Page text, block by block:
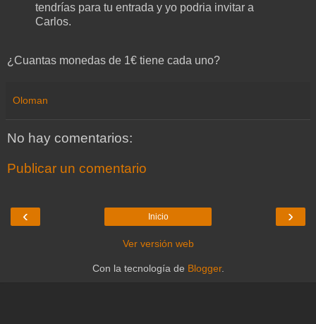
tendrías para tu entrada y yo podria invitar a
Carlos.
¿Cuantas monedas de 1€ tiene cada uno?
Oloman
No hay comentarios:
Publicar un comentario
‹ ›
Inicio
Ver versión web
Con la tecnología de Blogger.